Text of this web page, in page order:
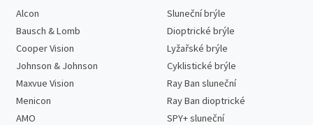
Alcon
Bausch & Lomb
Cooper Vision
Johnson & Johnson
Maxvue Vision
Menicon
AMO
Sluneční brýle
Dioptrické brýle
Lyžařské brýle
Cyklistické brýle
Ray Ban sluneční
Ray Ban dioptrické
SPY+ sluneční